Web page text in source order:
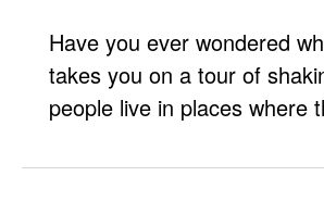
Have you ever wondered
takes you on a tour of
people live in places where